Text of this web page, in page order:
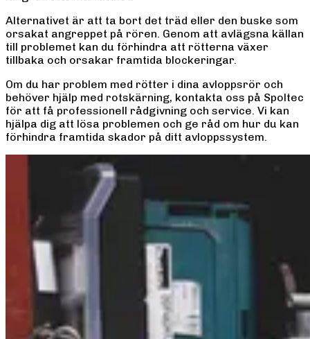
Alternativet är att ta bort det träd eller den buske som
orsakat angreppet på rören. Genom att avlägsna källan
till problemet kan du förhindra att rötterna växer
tillbaka och orsakar framtida blockeringar.
Om du har problem med rötter i dina avloppsrör och
behöver hjälp med rotskärning, kontakta oss på Spoltec
för att få professionell rådgivning och service. Vi kan
hjälpa dig att lösa problemen och ge råd om hur du kan
förhindra framtida skador på ditt avloppssystem.